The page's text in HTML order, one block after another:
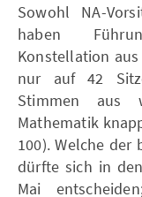
Sowohl NA-
haben
Konstellation aus
nur auf 42
Stimmen aus
Mathematik
100). Welche
dürfte sich in
Mai